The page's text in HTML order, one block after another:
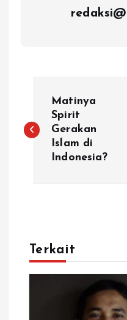
a
a
s
Matinya
Spirit
Gerakan
Islam di
Indonesia?
Terkait